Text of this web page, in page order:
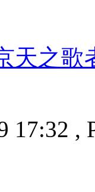
天之歌
,